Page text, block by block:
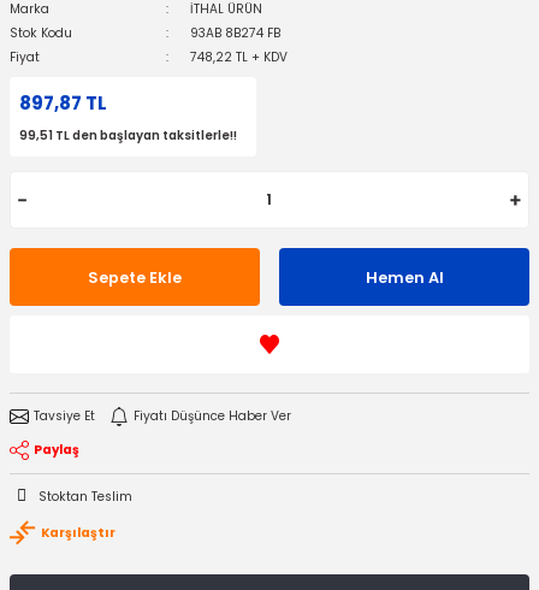
Marka
İTHAL ÜRÜN
Stok Kodu
93AB 8B274 FB
Fiyat
748,22 TL + KDV
897,87 TL
99,51 TL den başlayan taksitlerle!!
Sepete Ekle Hemen Al
Tavsiye Et
Fiyatı Düşünce Haber Ver
Paylaş
Stoktan Teslim
Karşılaştır